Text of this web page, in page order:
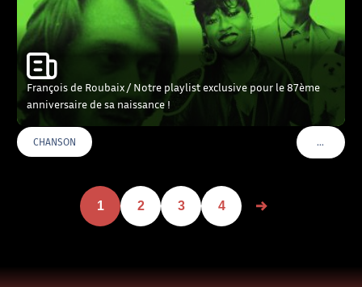
François de Roubaix / Notre playlist exclusive pour le 87ème
anniversaire de sa naissance !
CHANSON …VOIR
1 2 3 4